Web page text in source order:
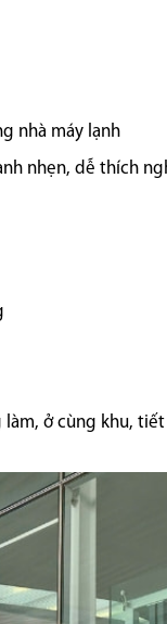
nhà máy lạnh
nhẹn, dễ thích
làm, ở cùng khu,